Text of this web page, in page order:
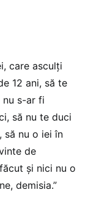
care asculți
12 ani, să te
s-ar fi
să nu te duci
să nu o iei în
de
și nici nu o
demisia.”